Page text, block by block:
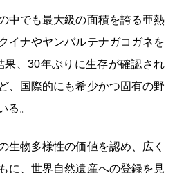
中でも最大級の面積を誇る亜熱
イナやヤンバルテナガコガネを
果、30年ぶりに生存が確認され
、国際的にも希少かつ固有の野
る。
生物多様性の価値を認め、広く
に、世界自然遺産への登録を見